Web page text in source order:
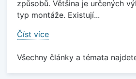
způsobů. Většina je určených
typ montáže. Existují...
Číst více
Všechny články a témata